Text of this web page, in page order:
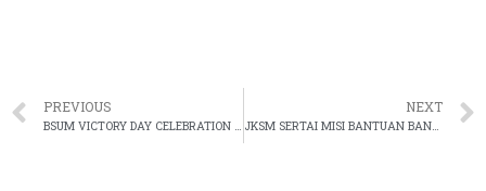
PREVIOUS
BSUM VICTORY DAY CELEBRATION AND BEST STUDENT AWARD CEREMONY
NEXT
JKSM SERTAI MISI BANTUAN BANJIR KE MENTAKAB, PAHANG